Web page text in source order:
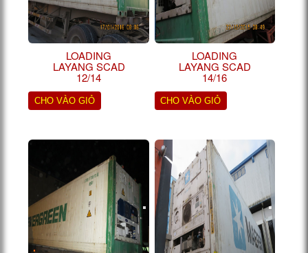
LOADING
LAYANG SCAD
12/14
CHO VÀO GIỎ
LOADING
LAYANG SCAD
14/16
CHO VÀO GIỎ